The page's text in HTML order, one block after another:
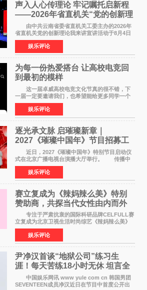
声入人心传理论 牢记嘱托启新程
——2026年省直机关“党的创新理
论我来讲”宣讲活动圆满落幕
由中共云南省委省直机关工委主办的2026年
省直机关党的创新理论我来讲宣讲活动于8月4日
至5日在昆明举办。活动以 "牢记嘱托 感恩奋进
开创云南发展新局面 "为主题，坚持以新时代中国
特色社会主义
娱乐评论
为每一份热爱搭台 让高校电竞回
到最初的模样
这一届卓威高校电竞文化节真的很不错，下
一届一定要邀请我们，也希望能给更多同学一个
来到现场的机会。 2026卓威高校电竞文化节
已经落下帷幕，在活动结束后，仍有不少高校电
竞社负责人和现
娱乐评论
逐光承文脉 启璀璨新章｜
2027《璀璨中国年》节目招募工
作圆满启动
近日，2027《璀璨中国年》特别节目启动仪
式在北京广播电视台演播大厅举行。 传播中
华优秀传统文化，弘扬纯正国风艺术，打造高规
格、高质感、正能量的文艺盛典，是璀璨中国年
矢志不渝的初心
娱乐评论
赛立复成为《辣妈辣么美》特别
赞助商，共探当代女性由内而外
活力美
专注于严肃抗衰的国际科研品牌CELFULL赛
立复成为北京卫视生活时尚综艺《辣妈辣么美》
的特别赞助商,明星辣妈袁咏仪倾情参与，向广大
都市女性传递健康生活新主张，寄语当代女性在
家庭与自我之间
娱乐评论
尹净汉首谈“地狱公司”练习生
涯！每天苦练18小时无休 坦言全
靠成员撑过来
中国娱乐网讯 www yule com cn 韩国男团
SEVENTEEN成员净汉近日在节目中首度公开出